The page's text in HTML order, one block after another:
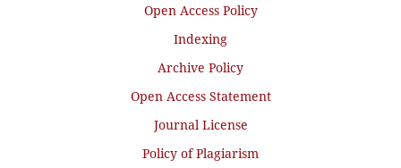
Open Access Policy
Indexing
Archive Policy
Open Access Statement
Journal License
Policy of Plagiarism